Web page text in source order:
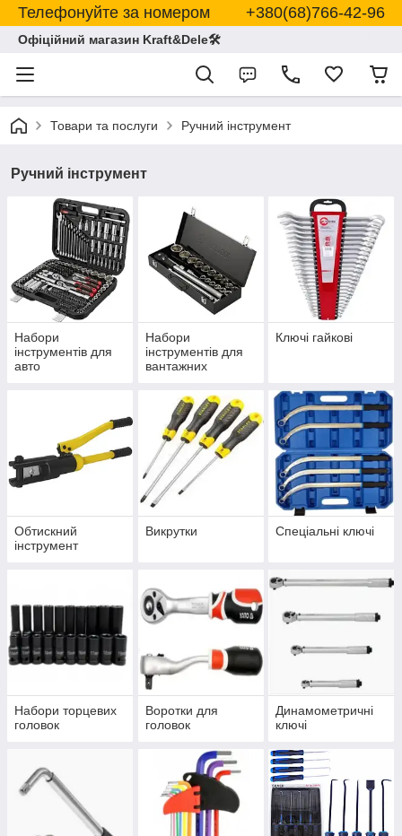
Телефонуйте за номером +380(68)766-42-96
Офіційний магазин Kraft&Dele🛠
Товари та послуги Ручний інструмент
Ручний інструмент
Набори
інструментів для
авто
Набори
інструментів для
вантажних
Ключі гайкові
Обтискний
інструмент
Викрутки Спеціальні ключі
Набори торцевих
головок
Воротки для
головок
Динамометричні
ключі